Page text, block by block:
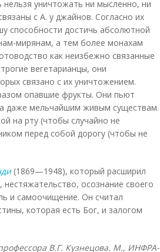
нельзя уничтожать ни мысленно, ни
с А. у джайнов. Согласно их
способности достичь абсолютной
мирянам, а тем более монахам
как неизбежно связанные
вегетарианцы, они
связано с их уничтожением.
опавшие фрукты. Они пьют
даже мельчайшим живым существам.
на рту (чтобы случайно не
перед собой дорогу (чтобы не
(1869—1948), который расширил
осознание своего
и самоочищение. Он считал
которая есть Бог, и залогом
В.Г. Кузнецова. М., ИНФРА-